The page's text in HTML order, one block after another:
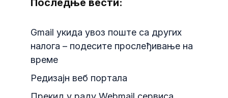
Последње вести:
Gmail укида увоз поште са других
налога – подесите прослеђивање на
време
Редизајн веб портала